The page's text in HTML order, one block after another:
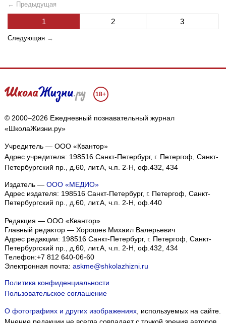
← Предыдущая
1 2 3
Следующая →
18+
© 2000–2026 Ежедневный познавательный журнал
«ШколаЖизни.ру»
Учредитель — ООО «Квантор»
Адрес учредителя: 198516 Санкт-Петербург, г. Петергоф, Санкт-
Петербургский пр., д.60, лит.А, ч.п. 2-Н, оф.432, 434
Издатель — ООО «МЕДИО»
Адрес издателя: 198516 Санкт-Петербург, г. Петергоф, Санкт-
Петербургский пр., д.60, лит.А, ч.п. 2-Н, оф.440
Редакция — ООО «Квантор»
Главный редактор — Хорошев Михаил Валерьевич
Адрес редакции: 198516 Санкт-Петербург, г. Петергоф Санкт-
Петербургский пр., д.60, лит.А, ч.п. 2-Н, оф.432, 434
Телефон:+7 812 640-06-60
Электронная почта: askme@shkolazhizni.ru
Политика конфиденциальности
Пользовательское соглашение
О фотографиях и других изображениях, используемых на сайте.